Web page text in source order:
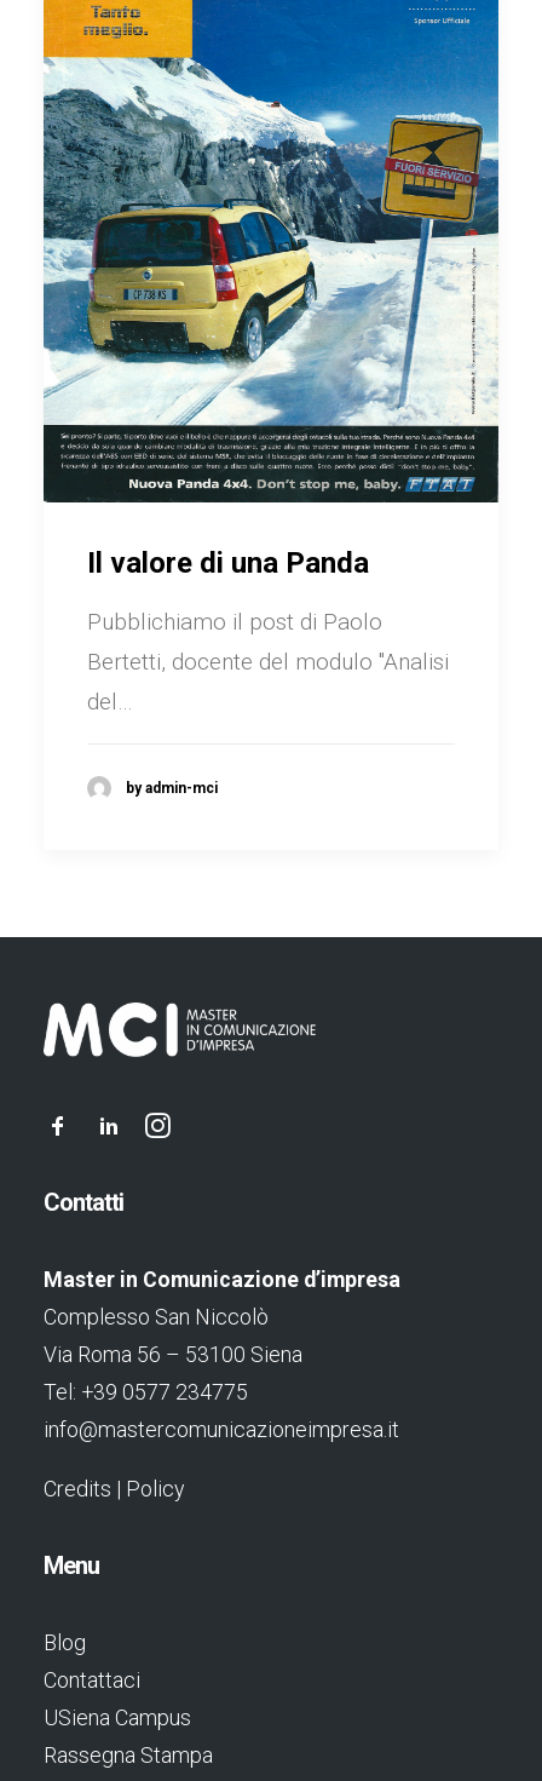
Il valore di una Panda
Pubblichiamo il post di Paolo
Bertetti, docente del modulo "Analisi
del…
by admin-mci
Contatti
Master in Comunicazione d’impresa
Complesso San Niccolò
Via Roma 56 – 53100 Siena
Tel: +39 0577 234775
info@mastercomunicazioneimpresa.it
Credits | Policy
Menu
Blog
Contattaci
USiena Campus
Rassegna Stampa